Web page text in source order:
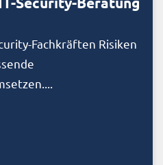
Fachkräften Risiken